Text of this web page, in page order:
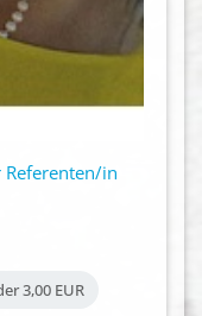
Referenten/in
3,00 EUR